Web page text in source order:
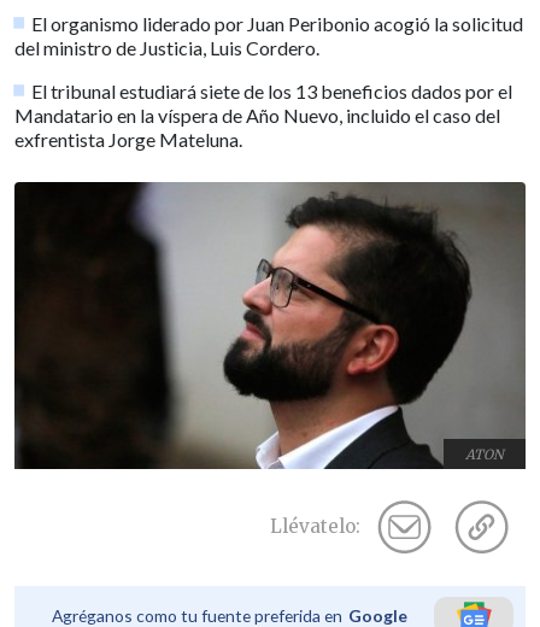
El organismo liderado por Juan Peribonio acogió la solicitud
del ministro de Justicia, Luis Cordero.
El tribunal estudiará siete de los 13 beneficios dados por el
Mandatario en la víspera de Año Nuevo, incluido el caso del
exfrentista Jorge Mateluna.
ATON
Llévatelo:
Agréganos como tu fuente preferida en Google